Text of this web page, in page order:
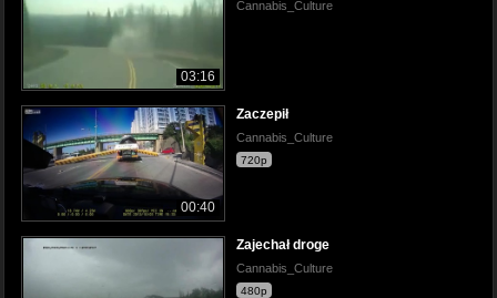
03:16
Cannabis_Culture
00:40
Zaczepił
Cannabis_Culture
720p
Zajechał droge
Cannabis_Culture
480p